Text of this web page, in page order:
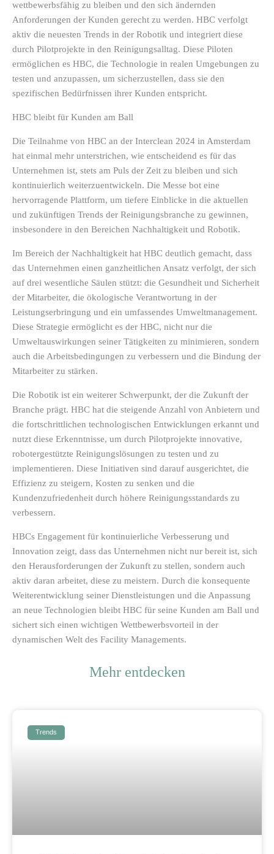
wettbewerbsfähig zu bleiben und den sich ändernden
Anforderungen der Kunden gerecht zu werden. HBC verfolgt
aktiv die neuesten Trends in der Robotik und integriert diese
durch Pilotprojekte in den Reinigungsalltag. Diese Piloten
ermöglichen es HBC, die Technologie in realen Umgebungen zu
testen und anzupassen, um sicherzustellen, dass sie den
spezifischen Bedürfnissen ihrer Kunden entspricht.
HBC bleibt für Kunden am Ball
Die Teilnahme von HBC an der Interclean 2024 in Amsterdam
hat einmal mehr unterstrichen, wie entscheidend es für das
Unternehmen ist, stets am Puls der Zeit zu bleiben und sich
kontinuierlich weiterzuentwickeln. Die Messe bot eine
hervorragende Plattform, um tiefere Einblicke in die aktuellen
und zukünftigen Trends der Reinigungsbranche zu gewinnen,
insbesondere in den Bereichen Nachhaltigkeit und Robotik.
Im Bereich der Nachhaltigkeit hat HBC deutlich gemacht, dass
das Unternehmen einen ganzheitlichen Ansatz verfolgt, der sich
auf drei wesentliche Säulen stützt: die Gesundheit und Sicherheit
der Mitarbeiter, die ökologische Verantwortung in der
Leistungserbringung und ein umfassendes Umweltmanagement.
Diese Strategie ermöglicht es der HBC, nicht nur die
Umweltauswirkungen seiner Tätigkeiten zu minimieren, sondern
auch die Arbeitsbedingungen zu verbessern und die Bindung der
Mitarbeiter zu stärken.
Die Robotik ist ein weiterer Schwerpunkt, der die Zukunft der
Branche prägt. HBC hat die steigende Anzahl von Anbietern und
die fortschrittlichen technologischen Entwicklungen erkannt und
nutzt diese Erkenntnisse, um durch Pilotprojekte innovative,
robotergestützte Reinigungslösungen zu testen und zu
implementieren. Diese Initiativen sind darauf ausgerichtet, die
Effizienz zu steigern, Kosten zu senken und die
Kundenzufriedenheit durch höhere Reinigungsstandards zu
verbessern.
HBCs Engagement für kontinuierliche Verbesserung und
Innovation zeigt, dass das Unternehmen nicht nur bereit ist, sich
den Herausforderungen der Zukunft zu stellen, sondern auch
aktiv daran arbeitet, diese zu meistern. Durch die konsequente
Weiterentwicklung seiner Dienstleistungen und die Anpassung
an neue Technologien bleibt HBC für seine Kunden am Ball und
sichert sich einen wichtigen Wettbewerbsvorteil in der
dynamischen Welt des Facility Managements.
Mehr entdecken
Trends